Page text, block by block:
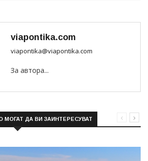
viapontika.com
viapontika@viapontika.com
За автора...
МОГАТ ДА ВИ ЗАИНТЕРЕСУВАТ